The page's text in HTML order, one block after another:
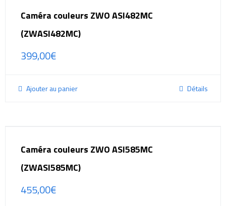
Caméra couleurs ZWO ASI482MC
(ZWASI482MC)
399,00€
Ajouter au panier Détails
Caméra couleurs ZWO ASI585MC
(ZWASI585MC)
455,00€